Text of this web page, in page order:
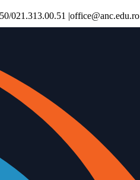
021.313.00.51 |office@anc.edu.ro